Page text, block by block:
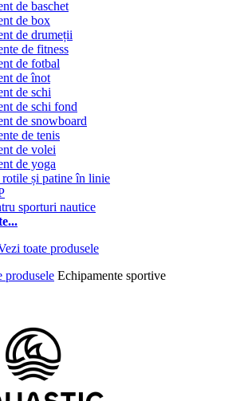
de baschet
de box
de drumeții
de fitness
de fotbal
de înot
de schi
de schi fond
de snowboard
de tenis
de volei
de yoga
rotile și patine în linie
sporturi nautice
produsele Echipamente sportive